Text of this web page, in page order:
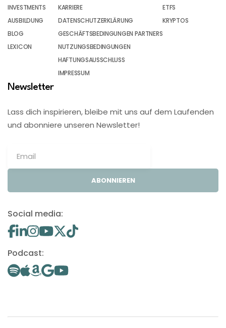
INVESTMENTS
AUSBILDUNG
BLOG
LEXICON
KARRIERE
DATENSCHUTZERKLÄRUNG
GESCHÄFTSBEDINGUNGEN PARTNERS
NUTZUNGSBEDINGUNGEN
HAFTUNGSAUSSCHLUSS
IMPRESSUM
ETFS
KRYPTOS
Newsletter
Lass dich inspirieren, bleibe mit uns auf dem Laufenden
und abonniere unseren Newsletter!
ABONNIEREN
Social media:
Podcast: